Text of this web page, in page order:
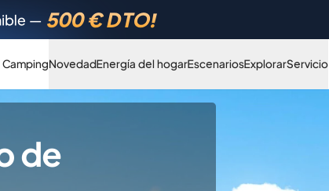
NovedadEnergía del hogarEscenariosExplorarServicio
de